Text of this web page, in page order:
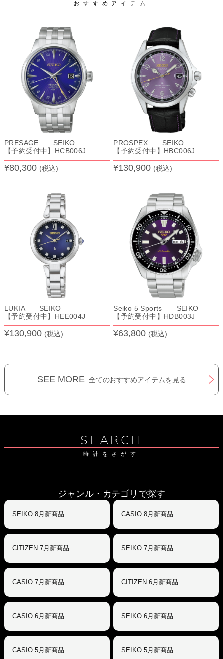
おすすめアイテム
PRESAGE SEIKO
【予約受付中】HCB006J
¥80,300 (税込)
PROSPEX SEIKO
【予約受付中】HBC006J
¥130,900 (税込)
LUKIA SEIKO
【予約受付中】HEE004J
¥130,900 (税込)
Seiko 5 Sports SEIKO
【予約受付中】HDB003J
¥63,800 (税込)
SEE MORE 全てのおすすめアイテムを見る
SEARCH
時計をさがす
ジャンル・カテゴリで探す
SEIKO 8月新商品 CASIO 8月新商品
CITIZEN 7月新商品 SEIKO 7月新商品
CASIO 7月新商品 CITIZEN 6月新商品
CASIO 6月新商品 SEIKO 6月新商品
CASIO 5月新商品 SEIKO 5月新商品